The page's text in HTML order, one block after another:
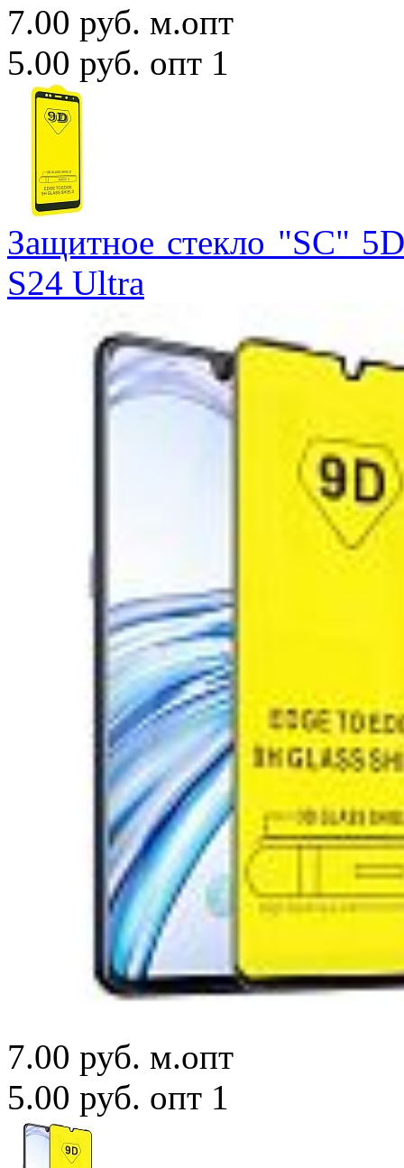
7.00 руб. м.опт
5.00 руб. опт 1
Защитное стекло "SC"
S24 Ultra
7.00 руб. м.опт
5.00 руб. опт 1